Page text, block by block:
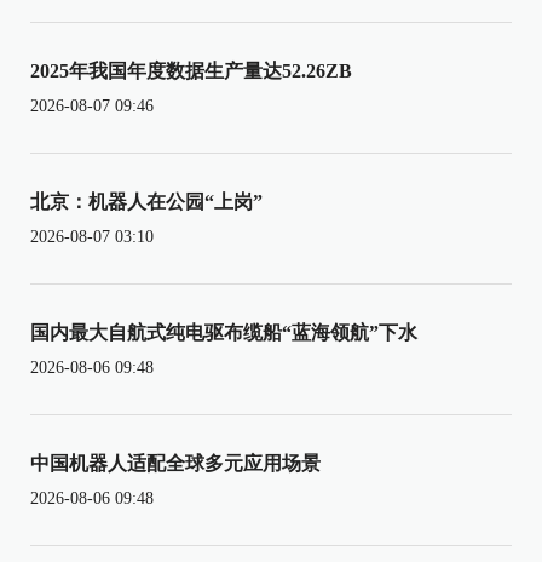
2025年我国年度数据生产量达52.26ZB
2026-08-07 09:46
北京：机器人在公园“上岗”
2026-08-07 03:10
国内最大自航式纯电驱布缆船“蓝海领航”下水
2026-08-06 09:48
中国机器人适配全球多元应用场景
2026-08-06 09:48